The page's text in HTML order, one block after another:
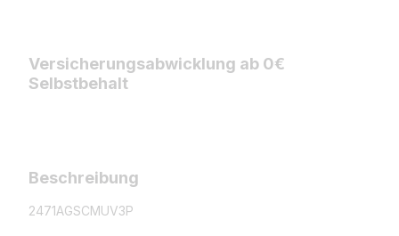
Versicherungsabwicklung ab 0€
Selbstbehalt
Beschreibung
2471AGSCMUV3P